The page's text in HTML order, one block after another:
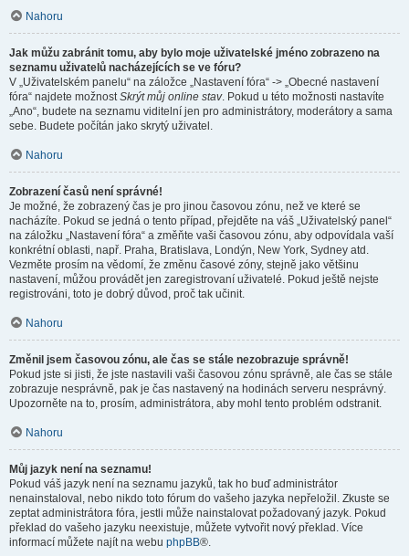
Nahoru
Jak můžu zabránit tomu, aby bylo moje uživatelské jméno zobrazeno na
seznamu uživatelů nacházejících se ve fóru?
V „Uživatelském panelu“ na záložce „Nastavení fóra“ -> „Obecné nastavení
fóra“ najdete možnostSkrýt můj online stav. Pokud u této možnosti nastavíte
„Ano“, budete na seznamu viditelní jen pro administrátory, moderátory a sama
sebe. Budete počítán jako skrytý uživatel.
Nahoru
Zobrazení časů není správné!
Je možné, že zobrazený čas je pro jinou časovou zónu, než ve které se
nacházíte. Pokud se jedná o tento případ, přejděte na váš „Uživatelský panel“
na záložku „Nastavení fóra“ a změňte vaši časovou zónu, aby odpovídala vaší
konkrétní oblasti, např. Praha, Bratislava, Londýn, New York, Sydney atd.
Vezměte prosím na vědomí, že změnu časové zóny, stejně jako většinu
nastavení, můžou provádět jen zaregistrovaní uživatelé. Pokud ještě nejste
registrováni, toto je dobrý důvod, proč tak učinit.
Nahoru
Změnil jsem časovou zónu, ale čas se stále nezobrazuje správně!
Pokud jste si jisti, že jste nastavili vaši časovou zónu správně, ale čas se stále
zobrazuje nesprávně, pak je čas nastavený na hodinách serveru nesprávný.
Upozorněte na to, prosím, administrátora, aby mohl tento problém odstranit.
Nahoru
Můj jazyk není na seznamu!
Pokud váš jazyk není na seznamu jazyků, tak ho buď administrátor
nenainstaloval, nebo nikdo toto fórum do vašeho jazyka nepřeložil. Zkuste se
zeptat administrátora fóra, jestli může nainstalovat požadovaný jazyk. Pokud
překlad do vašeho jazyku neexistuje, můžete vytvořit nový překlad. Více
informací můžete najít na webu phpBB®.